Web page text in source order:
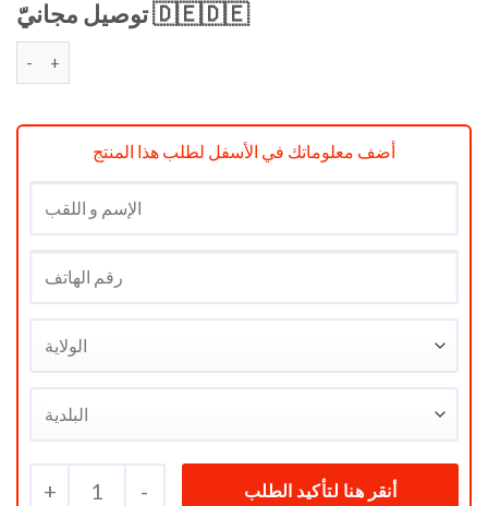
توصيل مجانيّ 🇩🇪🇩🇪
أضف معلوماتك في الأسفل لطلب هذا المنتج
+ 1 -